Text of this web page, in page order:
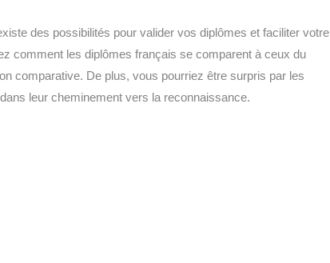
des possibilités pour valider vos diplômes et faciliter votre
comment les diplômes français se comparent à ceux du
comparative. De plus, vous pourriez être surpris par les
leur cheminement vers la reconnaissance.